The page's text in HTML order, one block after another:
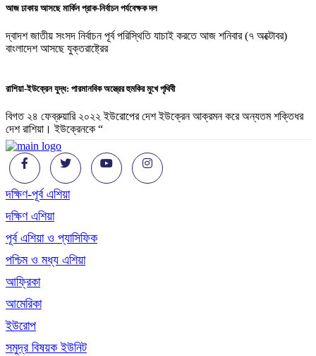
আজ ঢাকায় আসছে মার্কিন প্রাক-নির্বাচন পর্যবেক্ষক দল
দ্বাদশ জাতীয় সংসদ নির্বাচন পূর্ব পরিস্থিতি যাচাই করতে আজ শনিবার (৭ অক্টোবর)
বাংলাদেশ আসছে যুক্তরাষ্ট্রের
রাশিয়া-ইউক্রেন যুদ্ধ: পারমানবিক অস্ত্রের হুমকির মুখে পৃথিবী
বিগত ২৪ ফেব্রুয়ারি ২০২২ ইউরোপের দেশ ইউক্রেন আক্রমন করে অন্যতম শক্তিধর
দেশ রাশিয়া। ইউক্রেনকে “
দক্ষিণ-পূর্ব এশিয়া
দক্ষিণ এশিয়া
পূর্ব এশিয়া ও প্যাসিফিক
পশ্চিম ও মধ্য এশিয়া
আফ্রিকা
আমেরিকা
ইউরোপ
সমুদ্র বিষয়ক ইউনিট